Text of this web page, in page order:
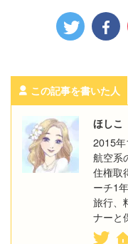
この記事を書いた人
ほしこ
2015年
航空系
住権取
ーチ1
旅行、
ナーと